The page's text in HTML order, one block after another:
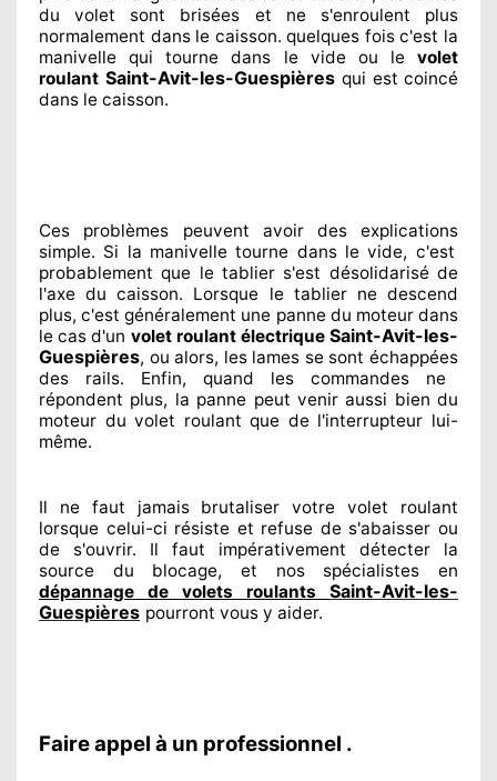
du volet sont brisées et ne s'enroulent plus
normalement dans le caisson. quelques foisc'est la
manivelle qui tourne dans le vide ou le volet
roulant Saint-Avit-les-Guespières qui est coincé
dans le caisson.
Ces problèmes
peuvent avoir des explications
simple. Si la manivelle tourne dans le vide, c'est
probablement que le tablier s'est désolidariséde
l'axe du caisson. Lorsque le tablier ne descend
plus, c'est généralement une panne du moteur dans
le cas d'un volet roulant électrique Saint-Avit-les-
Guespières, ou alors, les lames se sont échappées
des rails. Enfin, quand les commandes ne
répondent plus, la panne peut venir aussi bien du
moteur du volet roulant que de l'interrupteur lui-
même.
Il ne faut jamais brutaliser votre volet roulant
lorsque celui-ci résiste et refuse de s'abaisser ou
de s'ouvrir. Il faut impérativement détecter la
source du blocage, et nos spécialistes en
dépannage de volets roulants Saint-Avit-les-
Guespières pourront vous y aider.
Faire appel à un professionnel .